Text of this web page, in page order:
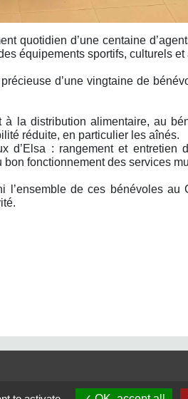
quotidien d’une centaine
équipements sportifs, culturels
d’une vingtaine de
la distribution alimentaire, au
réduite, en particulier les aînés.
d’Elsa : rangement et entretien
fonctionnement des services
de ces bénévoles